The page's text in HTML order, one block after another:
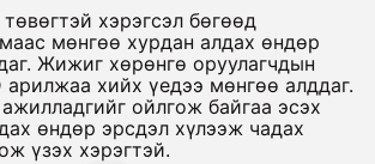
хэрэгсэл бөгөөд
мөнгөө хурдан алдах өндөр
Жижиг хөрөнгө оруулагчдын
арилжаа хийх үедээ мөнгөө алддаг.
ойлгож байгаа эсэх
өндөр эрсдэл хүлээж чадах
үзэх хэрэгтэй.